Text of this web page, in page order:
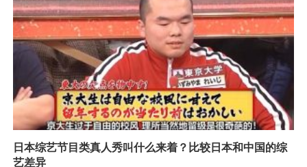
日本综艺节目类真人秀叫什么来着？比较日本和中国的综
艺差异